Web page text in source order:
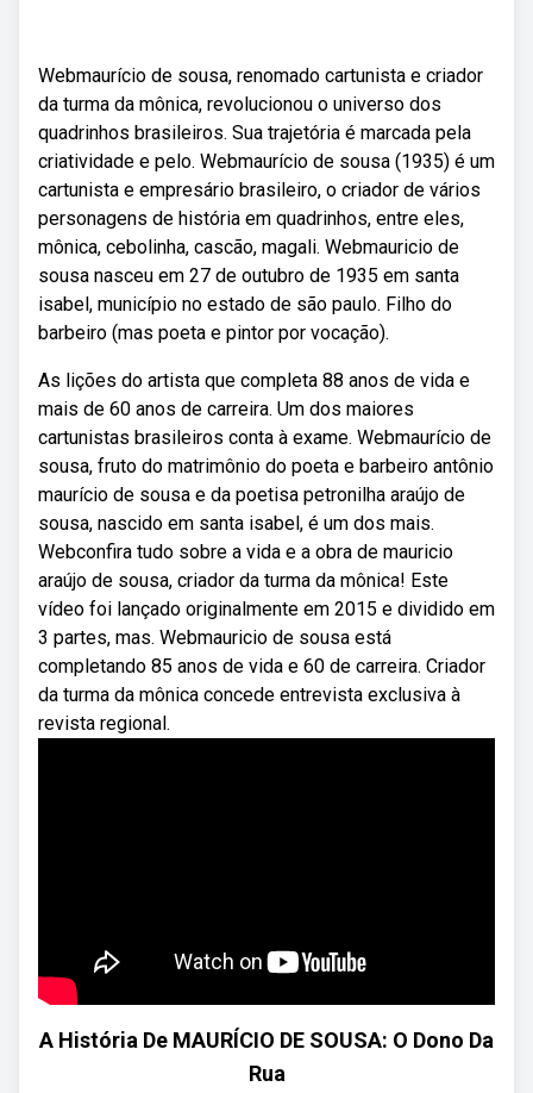
Webmaurício de sousa, renomado cartunista e criador
da turma da mônica, revolucionou o universo dos
quadrinhos brasileiros. Sua trajetória é marcada pela
criatividade e pelo. Webmaurício de sousa (1935) é um
cartunista e empresário brasileiro, o criador de vários
personagens de história em quadrinhos, entre eles,
mônica, cebolinha, cascão, magali. Webmauricio de
sousa nasceu em 27 de outubro de 1935 em santa
isabel, município no estado de são paulo. Filho do
barbeiro (mas poeta e pintor por vocação).
As lições do artista que completa 88 anos de vida e
mais de 60 anos de carreira. Um dos maiores
cartunistas brasileiros conta à exame. Webmaurício de
sousa, fruto do matrimônio do poeta e barbeiro antônio
maurício de sousa e da poetisa petronilha araújo de
sousa, nascido em santa isabel, é um dos mais.
Webconfira tudo sobre a vida e a obra de mauricio
araújo de sousa, criador da turma da mônica! Este
vídeo foi lançado originalmente em 2015 e dividido em
3 partes, mas. Webmauricio de sousa está
completando 85 anos de vida e 60 de carreira. Criador
da turma da mônica concede entrevista exclusiva à
revista regional.
A História De MAURÍCIO DE SOUSA: O Dono Da
Rua